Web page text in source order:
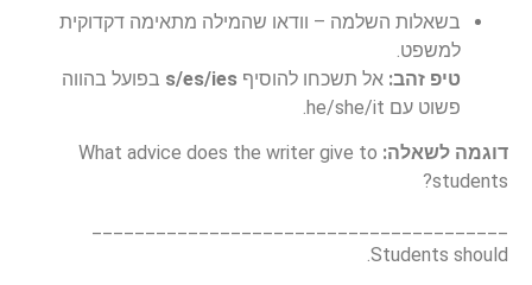
בשאלות השלמה – וודאו שהמילה מתאימה דקדוקית
למשפט.
טיפ זהב: אל תשכחו להוסיף s/es/ies בפועל בהווה
פשוט עם he/she/it.
דוגמה לשאלה: What advice does the writer give to
students?
Students should.